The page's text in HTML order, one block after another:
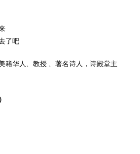
了吧
籍华人、教授 、著名诗人，诗殿堂主